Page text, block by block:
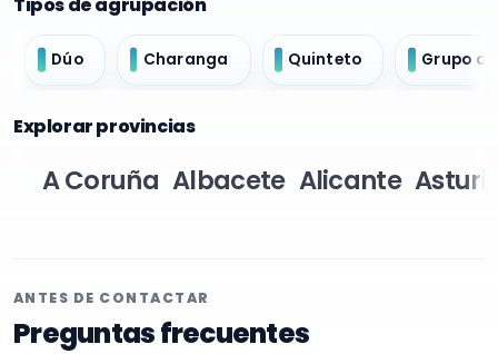
Tipos de agrupación
Dúo Charanga Quinteto Grupo
Explorar provincias
A Coruña Albacete Alicante
ANTES DE CONTACTAR
Preguntas frecuentes